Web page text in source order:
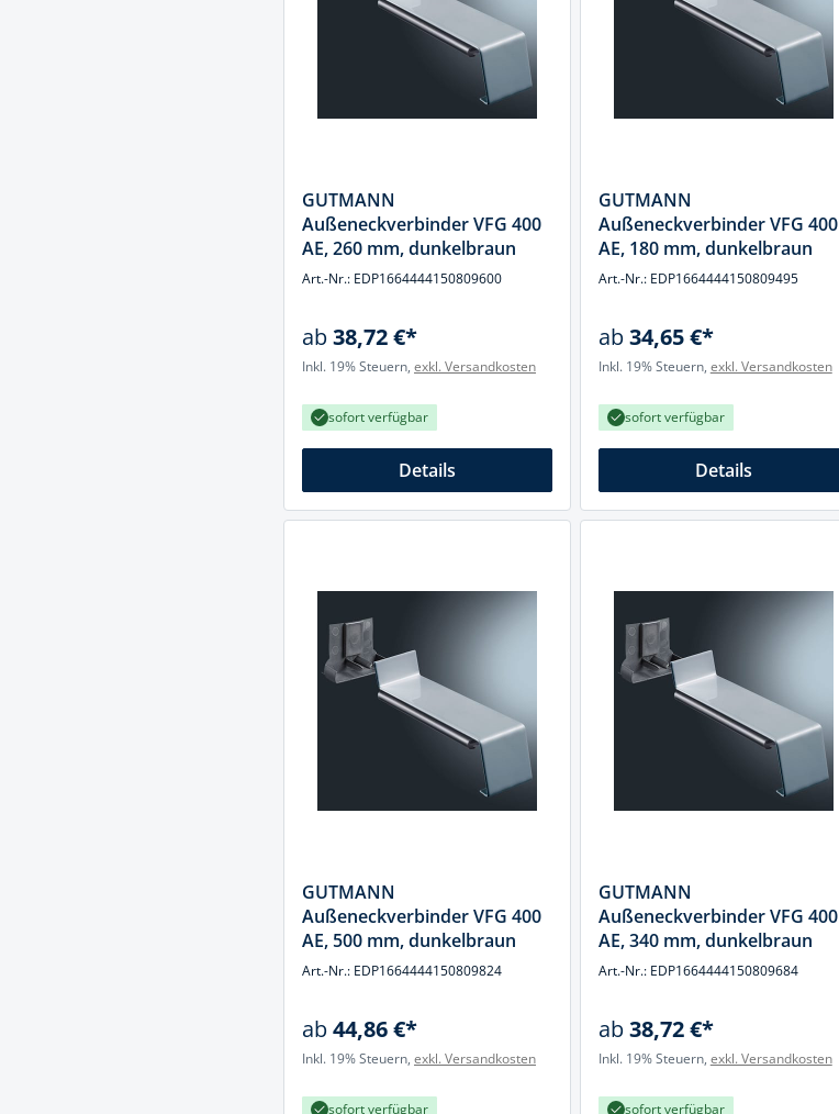
Spanntechnik
Spannungsprüfer
Stanzwerkzeuge & Lochwerkzeuge
GUTMANN
Außeneckverbinder VFG 400
AE, 260 mm, dunkelbraun
Art.-Nr.: EDP1664444150809600
ab38,72 €*
Inkl. 19% Steuern, exkl. Versandkosten
sofort verfügbar
Details
GUTMANN
Außeneckverbinder VFG 400
AE, 180 mm, dunkelbraun
Art.-Nr.: EDP1664444150809495
ab34,65 €*
Inkl. 19% Steuern, exkl. Versandkosten
sofort verfügbar
Details
GUTMANN
Außeneckverbinder VFG 400
AE, 500 mm, dunkelbraun
Art.-Nr.: EDP1664444150809824
ab44,86 €*
Inkl. 19% Steuern, exkl. Versandkosten
sofort verfügbar
GUTMANN
Außeneckverbinder VFG 400
AE, 340 mm, dunkelbraun
Art.-Nr.: EDP1664444150809684
ab38,72 €*
Inkl. 19% Steuern, exkl. Versandkosten
sofort verfügbar